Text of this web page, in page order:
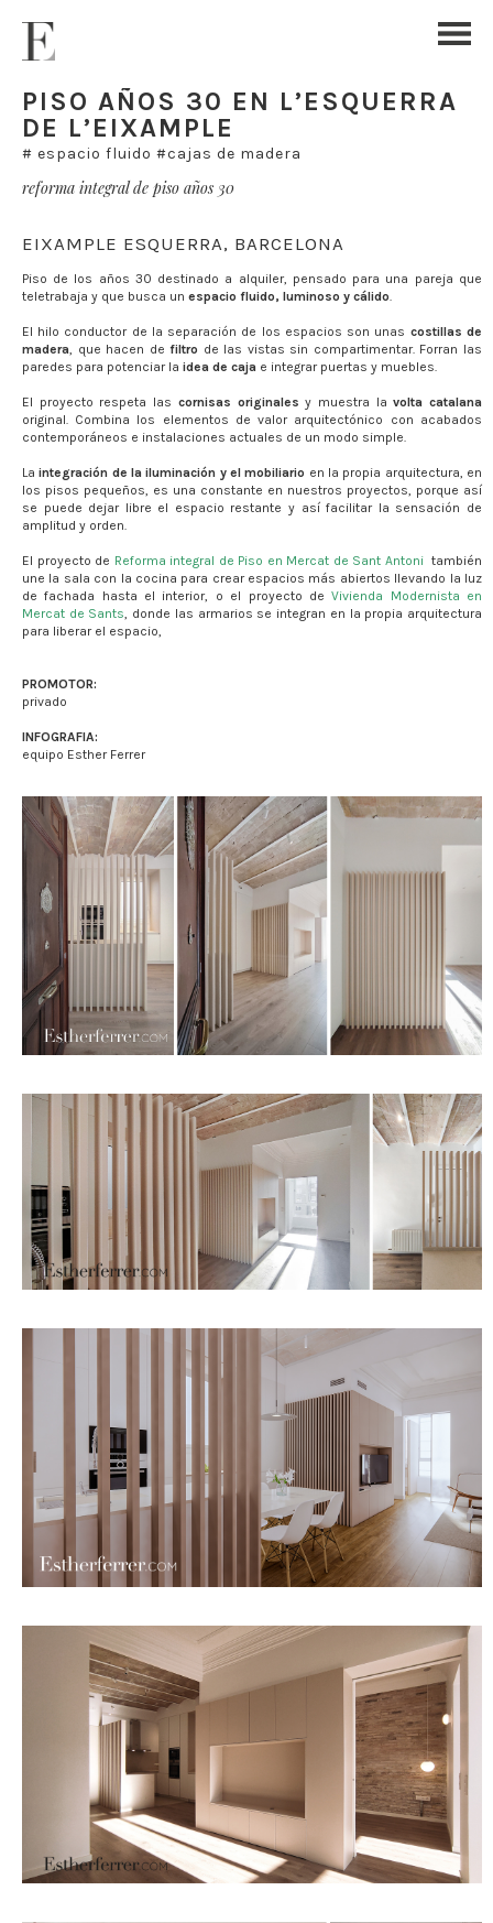
PISO AÑOS 30 EN L’ESQUERRA
DE L’EIXAMPLE
# espacio fluido #cajas de madera
reforma integral de piso años 30
EIXAMPLE ESQUERRA, BARCELONA
Piso de los años 30 destinado a alquiler, pensado para una pareja que
teletrabaja y que busca un espacio fluido, luminoso y cálido.
El hilo conductor de la separación de los espacios son unas costillas de
madera, que hacen defiltro de las vistas sin compartimentar. Forran las
paredes para potenciar la idea de caja e integrar puertas y muebles.
El proyecto respeta las cornisas originales y muestra lavolta catalana
original. Combina los elementos de valor arquitectónico con acabados
contemporáneos e instalaciones actuales de un modo simple.
Laintegración de la iluminación y el mobiliario en la propia arquitectura, en
los pisos pequeños, es una constante en nuestros proyectos, porque así
se puede dejar libre el espacio restante y así facilitar la sensación de
amplitud y orden.
El proyecto de Reforma integral de Piso en Mercat de Sant Antoni también
une la sala con la cocina para crear espacios más abiertos llevando la luz
de fachada hasta el interior, o el proyecto deVivienda Modernista en
Mercat de Sants, donde las armarios se integran en la propia arquitectura
para liberar el espacio,
PROMOTOR:
privado
INFOGRAFIA:
equipo Esther Ferrer